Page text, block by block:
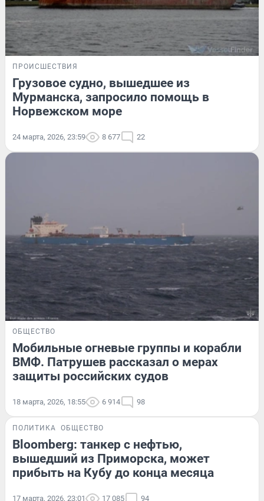
ПРОИСШЕСТВИЯ
Грузовое судно, вышедшее из
Мурманска, запросило помощь в
Норвежском море
24 марта, 2026, 23:59 8 677 22
ОБЩЕСТВО
Мобильные огневые группы и корабли
ВМФ. Патрушев рассказал о мерах
защиты российских судов
18 марта, 2026, 18:55 6 914 98
ПОЛИТИКА ОБЩЕСТВО
Bloomberg: танкер с нефтью,
вышедший из Приморска, может
прибыть на Кубу до конца месяца
17 марта, 2026, 23:01 17 085 94